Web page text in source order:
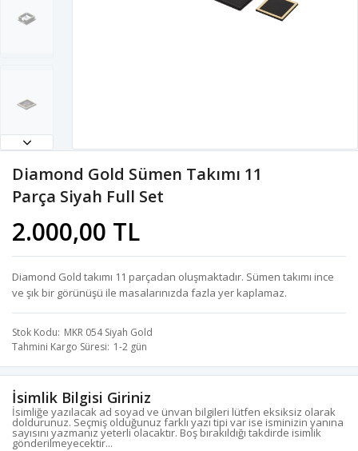
Diamond Gold Sümen Takımı 11
Parça Siyah Full Set
2.000,00 TL
Diamond Gold takımı 11 parçadan oluşmaktadır. Sümen takımı ince
ve şık bir görünüşü ile masalarınızda fazla yer kaplamaz.
Stok Kodu MKR 054 Siyah Gold
Tahmini Kargo Süresi 1-2 gün
İsimlik Bilgisi Giriniz
İsimliğe yazılacak ad soyad ve ünvan bilgileri lütfen eksiksiz olarak
doldurunuz. Seçmiş olduğunuz farklı yazı tipi var ise isminizin yanına
sayısını yazmanız yeterli olacaktır. Boş bırakıldığı takdirde isimlik
gönderilmeyecektir...